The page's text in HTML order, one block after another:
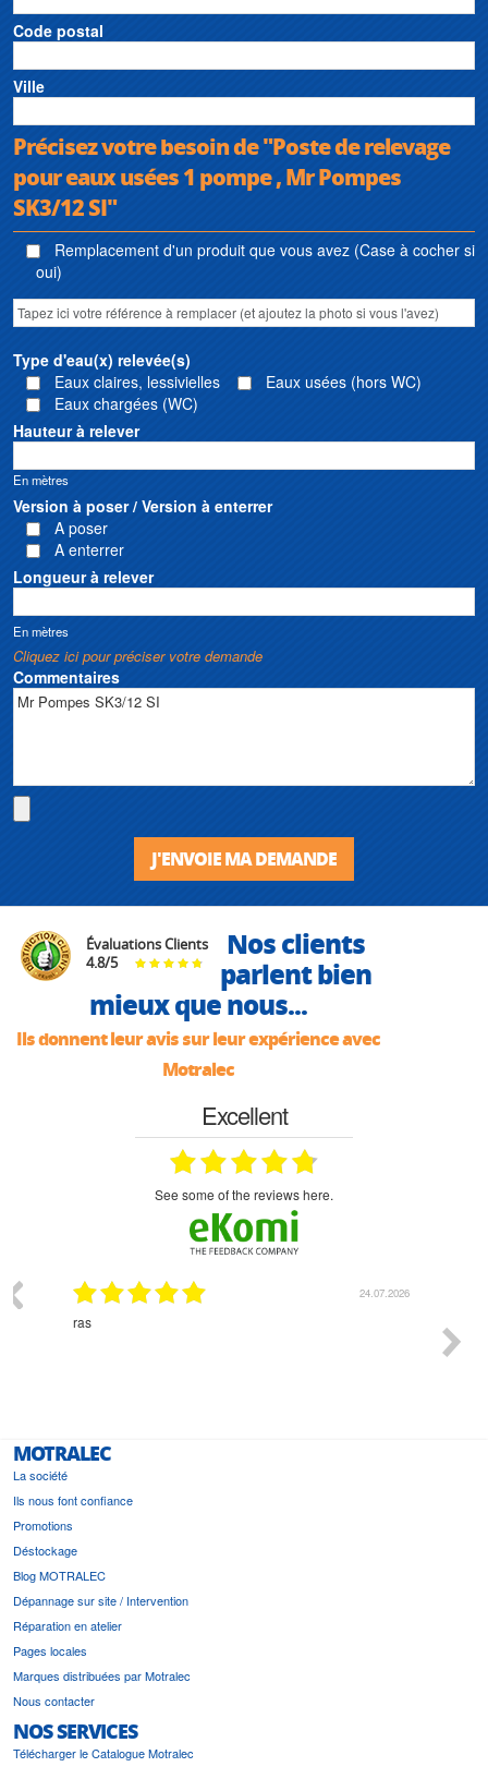
Code postal
Ville
Précisez votre besoin de "Poste de relevage
pour eaux usées 1 pompe , Mr Pompes
SK3/12 SI"
Remplacement d'un produit que vous avez (Case à cocher si
oui)
Type d'eau(x) relevée(s)
Eaux claires, lessivielles
Eaux usées (hors WC)
Eaux chargées (WC)
Hauteur à relever
En mètres
Version à poser / Version à enterrer
A poser
A enterrer
Longueur à relever
En mètres
Cliquez ici pour préciser votre demande
Commentaires
J'ENVOIE MA DEMANDE
Évaluations Clients
4.8/5
Nos clients
parlent bien
mieux que nous...
Ils donnent leur avis sur leur expérience avec
Motralec
Excellent
see some of the reviews here.
24.07.2026
ras
MOTRALEC
La société
Ils nous font confiance
Promotions
Déstockage
Blog MOTRALEC
Dépannage sur site / Intervention
Réparation en atelier
Pages locales
Marques distribuées par Motralec
Nous contacter
NOS SERVICES
Télécharger le Catalogue Motralec